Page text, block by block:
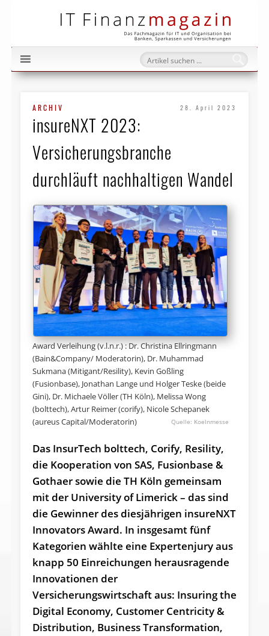
ARCHIV 28. April 2023
insureNXT 2023:
Versicherungsbranche
durchläuft nachhaltigen Wandel
Award Verleihung (v.l.n.r.) : Dr. Christina Ellringmann
(Bain&Company/ Moderatorin), Dr. Muhammad
Sukmana (Mitigant/Resility), Kevin Goßling
(Fusionbase), Jonathan Lange und Holger Teske (beide
Gini), Dr. Michaele Völler (TH Köln), Melissa Wong
(bolttech), Artur Reimer (corify), Nicole Schepanek
(aureus Capital/Moderatorin)
Koelnmesse
Das InsurTech bolttech, Corify, Resility,
die Kooperation von SAS, Fusionbase &
Gothaer sowie die TH Köln gemeinsam
mit der University of Limerick – das sind
die Gewinner des diesjährigen insureNXT
Innovators Award. In insgesamt fünf
Kategorien wählte eine Expertenjury aus
knapp 50 Einreichungen herausragende
Innovationen der
Versicherungswirtschaft aus: Insuring the
Digital Economy, Customer Centricity &
Distribution, Business Transformation,